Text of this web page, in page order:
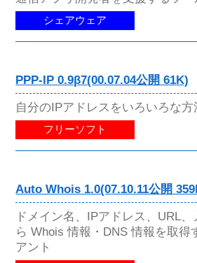
シェアウェア
PPP-IP 0.9β7(00.07.04公開 61K)
自分のIPアドレスをいろいろな
フリーソフト
Auto Whois 1.0(07.10.11公開
ドメイン名、IPアドレス、URL
ら Whois 情報・DNS 情報を取得
アント